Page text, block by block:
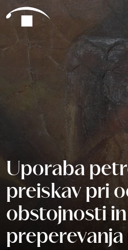
Preskoči na vsebino
Uporaba
preiskav pri
obstojnosti